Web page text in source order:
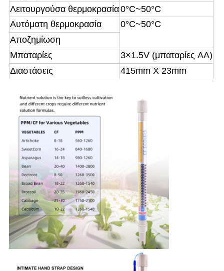
Λειτουργούσα θερμοκρασία0°C~50°C
Αυτόματη θερμοκρασία
0°C~50°C
Αποζημίωση
Μπαταρίες
3×1.5V (μπαταρίες AA)
Διαστάσεις
415mm X 23mm